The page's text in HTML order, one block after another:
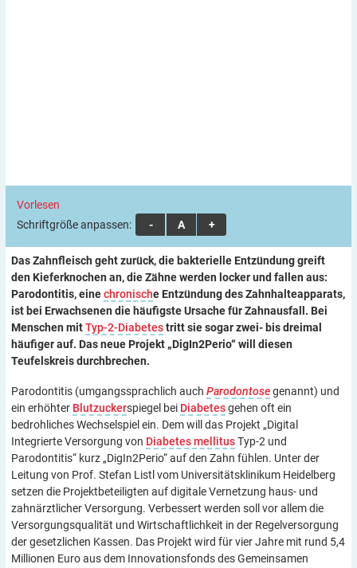
Vorlesen
Schriftgröße anpassen:
A A A
Das Zahnfleisch geht zurück, die bakterielle Entzündung greift
den Kieferknochen an, die Zähne werden locker und fallen aus:
Parodontitis, einechronische Entzündung des Zahnhalteapparats,
ist bei Erwachsenen die häufigste Ursache für Zahnausfall. Bei
Menschen mitTyp-2-Diabetestritt sie sogar zwei- bis dreimal
häufiger auf. Das neue Projekt „DigIn2Perio“ will diesen
Teufelskreis durchbrechen.
Parodontitis (umgangssprachlich auch Parodontosegenannt) und
ein erhöhter Blutzuckerspiegel bei Diabetesgehen oft ein
bedrohliches Wechselspiel ein. Dem will das Projekt „Digital
Integrierte Versorgung von Diabetes mellitusTyp-2 und
Parodontitis“ kurz „DigIn2Perio“ auf den Zahn fühlen. Unter der
Leitung von Prof. Stefan Listl vom Universitätsklinikum Heidelberg
setzen die Projektbeteiligten auf digitale Vernetzung haus- und
zahnärztlicher Versorgung. Verbessert werden soll vor allem die
Versorgungsqualität und Wirtschaftlichkeit in der Regelversorgung
der gesetzlichen Kassen. Das Projekt wird für vier Jahre mit rund 5,4
Millionen Euro aus dem Innovationsfonds des Gemeinsamen